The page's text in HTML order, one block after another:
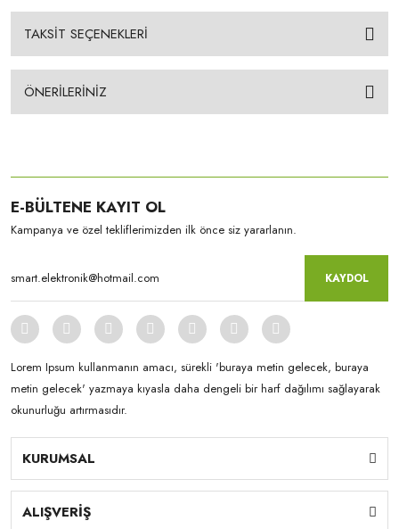
TAKSİT SEÇENEKLERİ
ÖNERİLERİNİZ
E-BÜLTENE KAYIT OL
Kampanya ve özel tekliflerimizden ilk önce siz yararlanın.
KAYDOL
Lorem Ipsum kullanmanın amacı, sürekli 'buraya metin gelecek, buraya
metin gelecek' yazmaya kıyasla daha dengeli bir harf dağılımı sağlayarak
okunurluğu artırmasıdır.
KURUMSAL
ALIŞVERİŞ